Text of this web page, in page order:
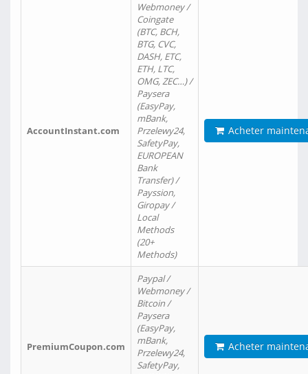
AccountInstant.com
Webmoney /
Coingate
(BTC, BCH,
BTG, CVC,
DASH, ETC,
ETH, LTC,
OMG, ZEC…) /
Paysera
(EasyPay,
mBank,
Przelewy24,
SafetyPay,
EUROPEAN
Bank
Transfer) /
Payssion,
Giropay /
Local
Methods
(20+
Methods)
Acheter
PremiumCoupon.com
Paypal /
Webmoney /
Bitcoin /
Paysera
(EasyPay,
mBank,
Przelewy24,
SafetyPay,
Acheter